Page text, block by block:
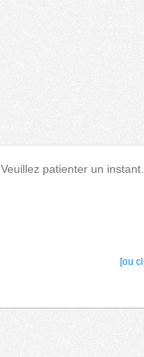
Veuillez patienter un
[ou